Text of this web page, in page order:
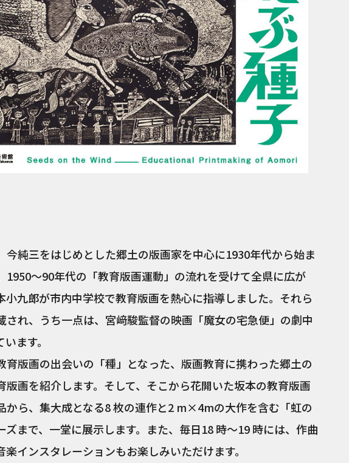
今純三をはじめとした郷土の版画家を中心に1930年代から始ま
1950～90年代の「教育版画運動」の流れを受けて全県に広が
小九郎が市内中学校で教育版画を熱心に指導しました。それら
され、うち一点は、宮﨑駿監督の映画「魔女の宅急便」の劇中
ます。
育版画の出会いの「種」となった、版画教育に携わった郷土の
版画を紹介します。そして、そこから花開いた坂本の教育版画
から、集大成となる8 枚の連作と2 m×4mの大作を含む「虹の
ズまで、一堂に展示します。また、毎日18 時～19 時には、作曲
インスタレーションもお楽しみいただけます。